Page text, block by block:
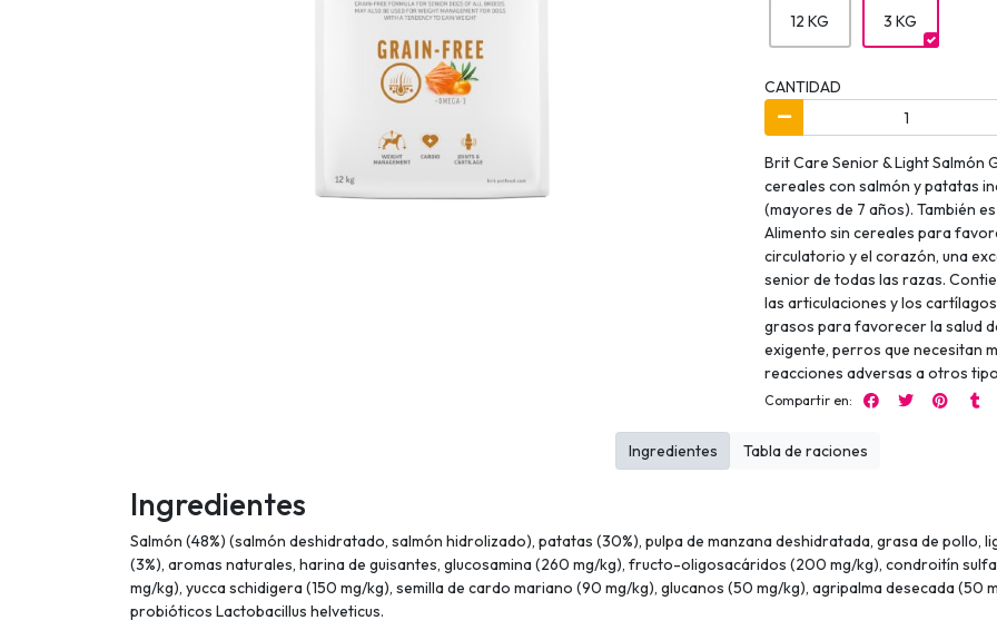
12 KG 3 KG
CANTIDAD
Brit Care Senior & Light Salmón
cereales con salmón y patatas
(mayores de 7 años). También
Alimento sin cereales para
circulatorio y el corazón, una
senior de todas las razas.
las articulaciones y los
grasos para favorecer la salud
exigente, perros que necesitan
reacciones adversas a otros
Compartir en:
Ingredientes
Salmón (48%) (salmón deshidratado, salmón hidrolizado), patatas (30%), pulpa de manzana deshidratada, grasa de pollo,
(3%), aromas naturales, harina de guisantes, glucosamina (260 mg/kg), fructo-oligosacáridos (200 mg/kg), condroitín
mg/kg), yucca schidigera (150 mg/kg), semilla de cardo mariano (90 mg/kg), glucanos (50 mg/kg), agripalma desecada (50
probióticos Lactobacillus helveticus.
Ingredientes Tabla de raciones